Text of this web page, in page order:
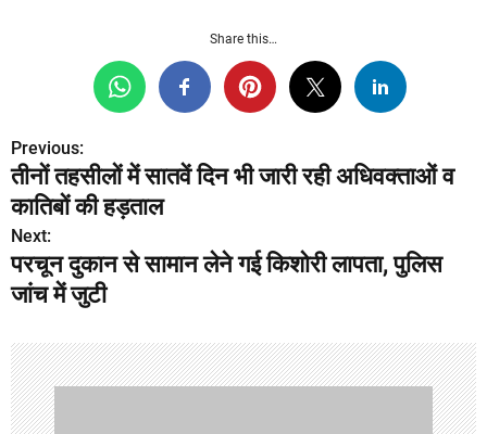
Share this…
P
o
s
t
a
v
Previous:
तीनों तहसीलों में सातवें दिन भी जारी रही अधिवक्ताओं व
कातिबों की हड़ताल
Next:
परचून दुकान से सामान लेने गई किशोरी लापता, पुलिस
जांच में जुटी